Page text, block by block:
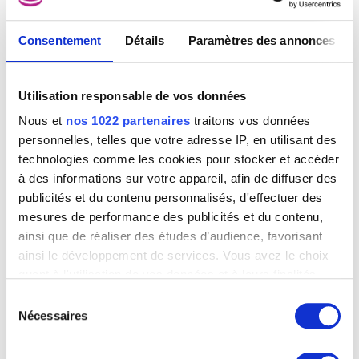
Consentement Détails Paramètres des annonces
Utilisation responsable de vos données
Nous et nos 1022 partenaires traitons vos données
personnelles, telles que votre adresse IP, en utilisant des
technologies comme les cookies pour stocker et accéder
à des informations sur votre appareil, afin de diffuser des
publicités et du contenu personnalisés, d'effectuer des
mesures de performance des publicités et du contenu,
ainsi que de réaliser des études d’audience, favorisant
ainsi le développement de services. Vous avez le choix
tout moment en consultant la Déclaration relative aux
cookies ou en cliquant sur l'icône de confidentialité.
Nécessaires
Lambotte André
Namur 1943
Lambrecht Constant
Lambrechts C.
Lambrechts Jan Baptist
Anvers 1680 - ? après 1731
Lambrichs Edmond
Bruxelles 1830 - 1887
Lammens Jean-Baptiste
Gand 1818 - 1894
Lamorinière François
Anvers 1828 - 1911
Wall drawing n° 426